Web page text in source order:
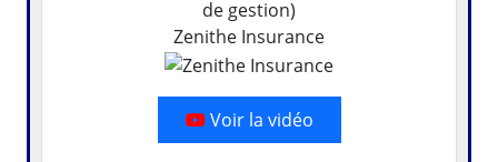
de gestion)
Zenithe Insurance
Voir la vidéo